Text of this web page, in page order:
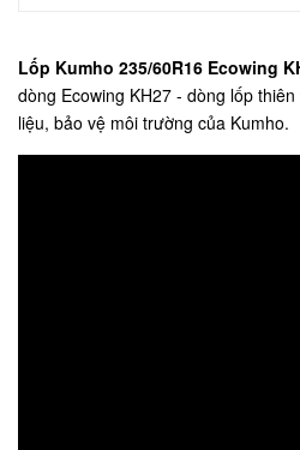
Lốp Kumho 235/60R16 Ecowing
dòng Ecowing KH27 - dòng lốp
liệu, bảo vệ môi trường của Kumho.